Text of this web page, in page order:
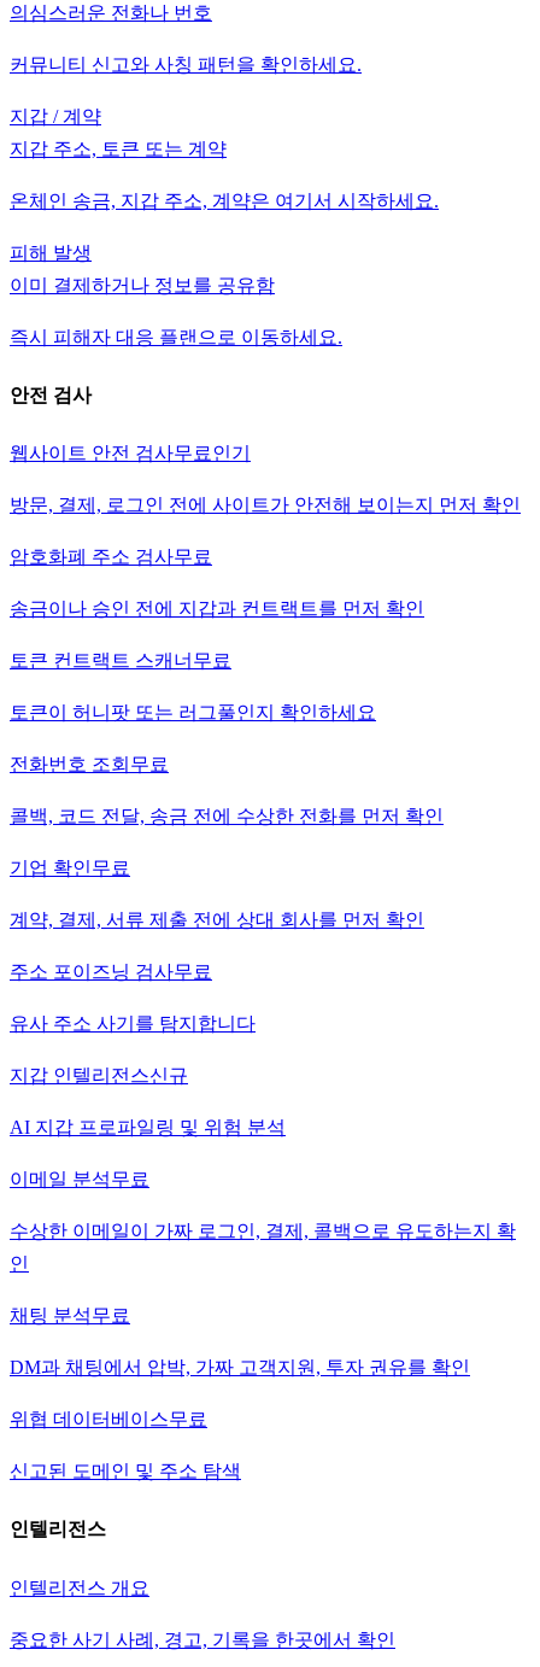
의심스러운 전화나 번호
커뮤니티 신고와 사칭 패턴을 확인하세요.
지갑 / 계약
지갑 주소, 토큰 또는 계약
온체인 송금, 지갑 주소, 계약은 여기서 시작하세요.
피해 발생
이미 결제하거나 정보를 공유함
즉시 피해자 대응 플랜으로 이동하세요.
안전 검사
웹사이트 안전 검사무료인기
방문, 결제, 로그인 전에 사이트가 안전해 보이는지 먼저 확인
암호화폐 주소 검사무료
송금이나 승인 전에 지갑과 컨트랙트를 먼저 확인
토큰 컨트랙트 스캐너 무료
토큰이 허니팟 또는 러그풀인지 확인하세요
전화번호 조회 무료
콜백, 코드 전달, 송금 전에 수상한 전화를 먼저 확인
기업 확인무료
계약, 결제, 서류 제출 전에 상대 회사를 먼저 확인
주소 포이즈닝 검사무료
유사 주소 사기를 탐지합니다
지갑 인텔리전스신규
AI 지갑 프로파일링 및 위험 분석
이메일 분석무료
수상한 이메일이 가짜 로그인, 결제, 콜백으로 유도하는지 확
인
채팅 분석무료
DM과 채팅에서 압박, 가짜 고객지원, 투자 권유를 확인
위협 데이터베이스무료
신고된 도메인 및 주소 탐색
인텔리전스
인텔리전스 개요
중요한 사기 사례, 경고, 기록을 한곳에서 확인